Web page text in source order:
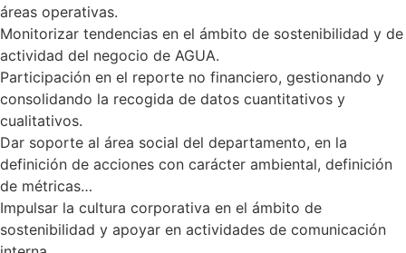
áreas operativas.
Monitorizar tendencias en el ámbito de sostenibilidad y de
actividad del negocio de AGUA.
Participación en el reporte no financiero, gestionando y
consolidando la recogida de datos cuantitativos y
cualitativos.
Dar soporte al área social del departamento, en la
definición de acciones con carácter ambiental, definición
de métricas…
Impulsar la cultura corporativa en el ámbito de
sostenibilidad y apoyar en actividades de comunicación